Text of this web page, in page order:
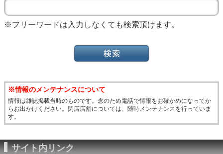
※フリーワードは入力しなくても検索頂けます。
※情報のメンテナンスについて
情報は雑誌掲載当時のものです。念のため電話で情報をお確かめになってか
らお出かけください。閉店店舗については、随時メンテナンスを行っていま
す。
サイト内リンク